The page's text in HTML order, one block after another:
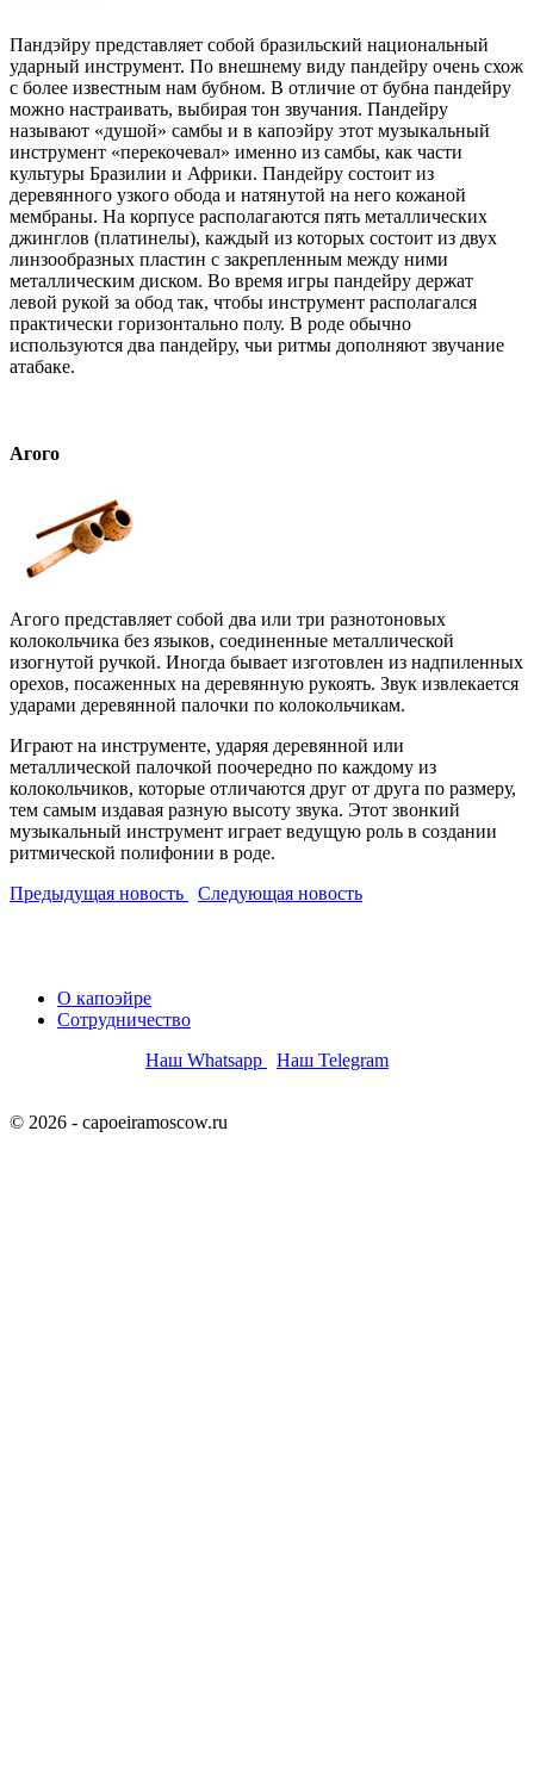
Пандэйру представляет собой бразильский национальный
ударный инструмент. По внешнему виду пандейру очень схож
с более известным нам бубном. В отличие от бубна пандейру
можно настраивать, выбирая тон звучания. Пандейру
называют «душой» самбы и в капоэйру этот музыкальный
инструмент «перекочевал» именно из самбы, как части
культуры Бразилии и Африки. Пандейру состоит из
деревянного узкого обода и натянутой на него кожаной
мембраны. На корпусе располагаются пять металлических
джинглов (платинелы), каждый из которых состоит из двух
линзообразных пластин с закрепленным между ними
металлическим диском. Во время игры пандейру держат
левой рукой за обод так, чтобы инструмент располагался
практически горизонтально полу. В роде обычно
используются два пандейру, чьи ритмы дополняют звучание
атабаке.
Агого
Агого представляет собой два или три разнотоновых
колокольчика без языков, соединенные металлической
изогнутой ручкой. Иногда бывает изготовлен из надпиленных
орехов, посаженных на деревянную рукоять. Звук извлекается
ударами деревянной палочки по колокольчикам.
Играют на инструменте, ударяя деревянной или
металлической палочкой поочередно по каждому из
колокольчиков, которые отличаются друг от друга по размеру,
тем самым издавая разную высоту звука. Этот звонкий
музыкальный инструмент играет ведущую роль в создании
ритмической полифонии в роде.
Предыдущая новость
Следующая новость
О капоэйре
Сотрудничество
Наш Whatsapp
Наш Telegram
© 2026 - capoeiramoscow.ru